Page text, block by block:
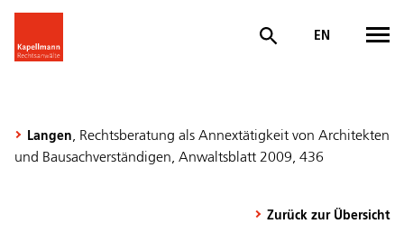
EN
Langen, Rechtsberatung als Annextätigkeit von Architekten
und Bausachverständigen, Anwaltsblatt 2009, 436
Zurück zur Übersicht